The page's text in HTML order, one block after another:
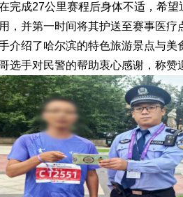
完成27公里赛程后身体不适，希
，并第一时间将其护送至赛事医
介绍了哈尔滨的特色旅游景点与
选手对民警的帮助衷心感谢，称赞